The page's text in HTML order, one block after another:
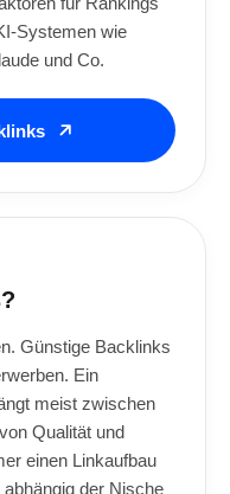
Systemen wie
und Co.
Günstige Backlinks
Ein
meist zwischen
Qualität und
einen Linkaufbau
der Nische